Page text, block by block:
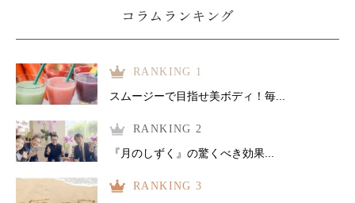
コラムランキング
RANKING 1
スムージーで目指せ美ボディ！毎...
RANKING 2
『月のしずく』の驚くべき効果...
RANKING 3